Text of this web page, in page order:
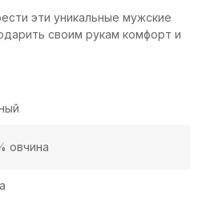
эти уникальные мужские
своим рукам комфорт и
овчина